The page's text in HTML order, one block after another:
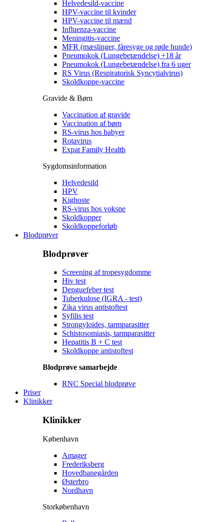
Helvedesild-vaccine
HPV-vaccine til kvinder
HPV-vaccine til mænd
Influenza-vaccine
Meningitis-vaccine
MFR (mæslinger, fåresyge og røde hunde)
Pneumokok (Lungebetændelse) +18 år
Pneumokok (Lungebetændelse) fra 6 uger
RS Virus (Respiratorisk Syncytialvirus)
Skoldkoppe-vaccine
Gravide & Børn
Vaccination af gravide
Vaccination af børn
RS-virus hos babyer
Rotavirus
Expat Family Health
Sygdomsinformation
Helvedesild
HPV
Kighoste
RS-virus hos voksne
Skoldkopper
Skoldkoppeforløb
Blodprøver
Blodprøver
Screening af tropesygdomme
Hiv test
Denguefeber test
Tuberkulose (IGRA - test)
Zika virus antistoftest
Syfilis test
Strongyloides, tarmparasitter
Schistosomiasis, tarmparasitter
Hepatitis B + C test
Skoldkoppe antistoftest
Blodprøve samarbejde
RNC Special blodprøve
Priser
Klinikker
Klinikker
København
Amager
Frederiksberg
Hovedbanegården
Østerbro
Nordhavn
Storkøbenhavn